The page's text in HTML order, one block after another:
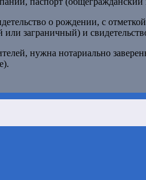
о рождении, с
заграничный) и
нужна нотариально